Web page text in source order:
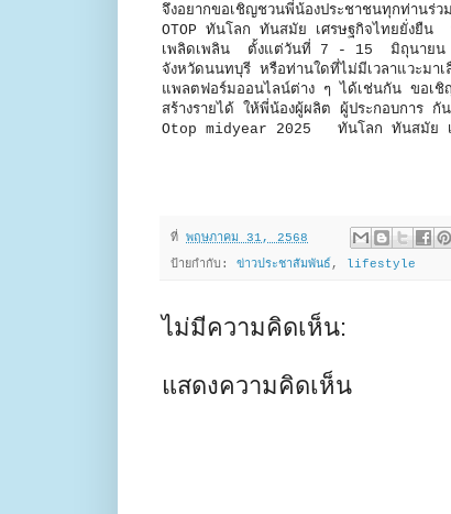
จึงอยากขอเชิญชวนพี่น้องประชาชนทุกท่านร่
OTOP ทันโลก ทันสมัย เศรษฐกิจไทยยั่งยื
เพลิดเพลิน ตั้งแต่วันที่ 7 - 15 มิถุนายน
จังหวัดนนทบุรี หรือท่านใดที่ไม่มีเวลาแวะม
แพลตฟอร์มออนไลน์ต่าง ๆ ได้เช่นกัน ขอเชิ
สร้างรายได้ ให้พี่น้องผู้ผลิต ผู้ประกอบการ
Otop midyear 2025 ทันโลก ทัน
ที่ พฤษภาคม 31, 2568
ป้ายกำกับ: ข่าวประชาสัมพันธ์ , lifestyle
ไม่มีความคิดเห็น:
แสดงความคิดเห็น